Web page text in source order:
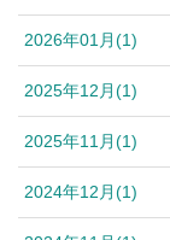
2026年01月(1)
2025年12月(1)
2025年11月(1)
2024年12月(1)